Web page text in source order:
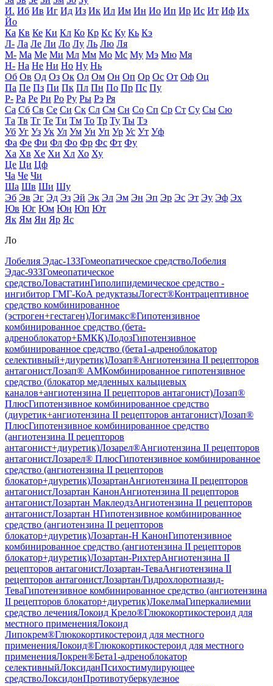
И. Иб Ив Иг Ид Из Ик Ил Им Ин Ио Ип Ир Ис Ит Иф Их
Йо
Ка Кв Ке Ки Кл Ко Кр Кс Ку Кь Кэ
Л- Ла Ле Ли Ло Лу Ль Лю Ля
М- Ма Ме Ми Мл Мм Мо Мс Му Мэ Мю Мя
Н- На Не Ни Но Ну Нь
Об Ов Од Оз Ок Ол Ом Он Оп Ор Ос От Оф Оц
Па Пе Пз Пи Пк Пл Пн По Пр Пс Пу
Р- Ра Ре Ри Ро Ру Ры Рэ Ря
Са Сб Св Се Си Ск Сл См Сн Со Сп Ср Ст Су Сы Сю
Та Тв Тг Те Ти Тм То Тр Ту Ты Тэ
Уб Уг Уз Ук Ул Ум Ун Уп Ур Ус Ут Уф
Фа Фе Фи Фл Фо Фр Фс Фт Фу
Ха Хв Хе Хи Хл Хо Ху
Це Ци Цф
Ча Че Чи
Ша Шв Ши Шу
Эб Эв Эг Эд Эз Эй Эк Эл Эм Эн Эп Эр Эс Эт Эу Эф Эх
Юв Юг Юм Юн Юп Ют
Як Ям Ян Яр Яс
Ло
Лобелия Эдас-133Гомеопатическое средствоЛобелия
Эдас-933Гомеопатическое
средствоЛовастатинГиполипидемическое средство -
ингибитор ГМГ-КоА редуктазыЛогест®Контрацептивное
средство комбинированное
(эстроген+гестаген)Логимакс®Гипотензивное
комбинированное средство (бета-
адреноблокатор+БМКК)ЛодозГипотензивное
комбинированное средство (бета1-адреноблокатор
селективный+диуретик)Лозап®Ангиотензина II рецепторов
антагонистЛозап® АМКомбинированное гипотензивное
средство (блокатор медленных кальциевых
каналов+ангиотензина II рецепторов антагонист)Лозап®
ПлюсГипотензивное комбинированное средство
(диуретик+ангиотензина II рецепторов антагонист)Лозап®
ПлюсГипотензивное комбинированное средство
(ангиотензина II рецепторов
антагонист+диуретик)Лозарел®Ангиотензина II рецепторов
антагонистЛозарел® ПлюсГипотензивное комбинированное
средство (ангиотензина II рецепторов
блокатор+диуретик)ЛозартанАнгиотензина II рецепторов
антагонистЛозартан КанонАнгиотензина II рецепторов
антагонистЛозартан МаклеодзАнгиотензина II рецепторов
антагонистЛозартан НГипотензивное комбинированное
средство (ангиотензина II рецепторов
блокатор+диуретик)Лозартан-Н КанонГипотензивное
комбинированное средство (ангиотензина II рецепторов
блокатор+диуретик)Лозартан-РихтерАнгиотензина II
рецепторов антагонистЛозартан-ТеваАнгиотензина II
рецепторов антагонистЛозартан/Гидрохлоротиазид-
ТеваГипотензивное комбинированное средство (ангиотензина
II рецепторов блокатор+диуретик)ЛокелмаГиперкалиемии
средство леченияЛокоид Крело®Глюкокортикостероид для
местного примененияЛокоид
Липокрем®Глюкокортикостероид для местного
примененияЛокоид®Глюкокортикостероид для местного
примененияЛокрен®Бета1-адреноблокатор
селективныйЛоксиданПсихостимулирующее
средствоЛоксидонПротивотуберкулезное